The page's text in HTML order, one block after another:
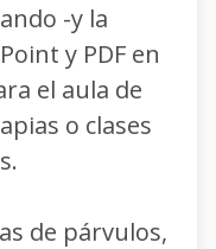
-y la
y PDF en
el aula de
o clases
de párvulos,